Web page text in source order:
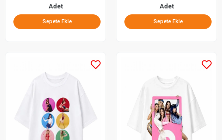
Adet
Sepete Ekle
Adet
Sepete Ekle